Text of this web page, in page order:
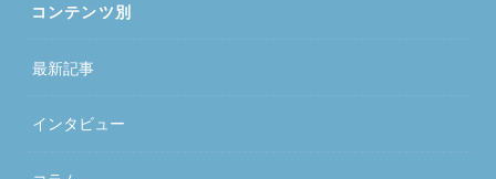
コンテンツ別
最新記事
インタビュー